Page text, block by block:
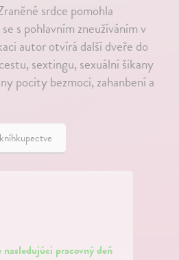
srdce pomohla
s pohlavním zneužíváním v
autor otvírá další dveře do
sextingu, sexuální šikany
pocity bezmoci, zahanbení a
pracovný deň